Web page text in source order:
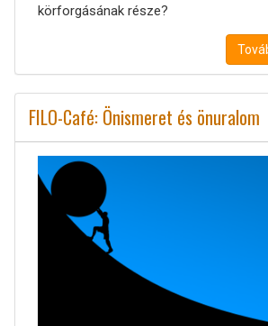
körforgásának része?
FILO-Café: Önismeret és önuralom